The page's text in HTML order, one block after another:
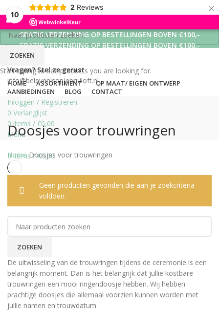
10
2 Reviews ×
GRATIS VERZENDING OP BESTELLINGEN BOVEN €100,-
GRATIS VERZENDING OP BESTELLINGEN BOVEN €100,-
GRATIS VERZENDING OP BESTELLINGEN BOVEN €100,-
Vragen? Stel ze gerust
info@belevenisopjebruiloft.nl
Inloggen / Registreren
0 Verlanglijst
0items / €0,00
Menu
0items / €0,00
HOME ASSORTIMENT
OP MAAT/ EIGEN ONTWERP
AANBIEDINGEN
BLOG CONTACT
Doosjes voor trouwringen
HomeDoosjes voor trouwringen
Geen producten gevonden die aan je zoekcriteria
voldoen.
ZOEKEN
De uitwisseling van de trouwringen tijdens de ceremonie is een
belangrijk moment. Dan is het belangrijk dat jullie kostbare
trouwringen een mooi ringendoosje hebben. Wij hebben
prachtige doosjes die allemaal voorzien kunnen worden met
jullie namen en trouwdatum.
ZOEKEN
Start typing to see products you are looking for.